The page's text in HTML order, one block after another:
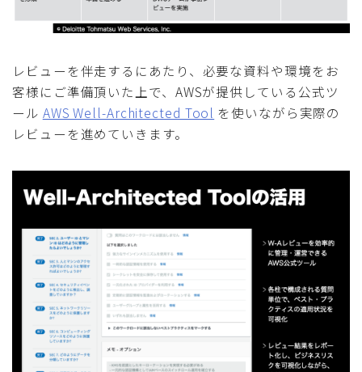
レビューを伴走するにあたり、必要な資料や環境をお
客様にご準備頂いた上で、AWSが提供している公式ツ
ール AWS Well-Architected Tool を使いながら実際の
レビューを進めていきます。